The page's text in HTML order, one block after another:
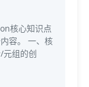
核心知识点
容。 一、核
元组的创